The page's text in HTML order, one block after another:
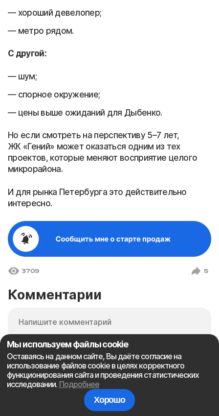
хороший девелопер;
метро рядом.
С другой:
шум;
спорное окружение;
цены выше ожиданий для Дыбенко.
Но если смотреть на перспективу 5–7 лет,
ЖК «Гений» может оказаться одним из тех
проектов, которые меняют восприятие целого
микрорайона.
И для рынка Петербурга это действительно
интересно.
3709 5
Комментарии
Мы используем файлы cookie
Оставаясь на данном сайте, Вы даёте согласие на
использование файлов cookie в целях корректного
функционирования сайта и проведения статистических
исследовании. Подробнее
Хорошо